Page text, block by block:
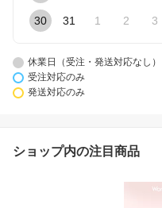
30 31 1 2 3
休業日（受注・発送対応なし）
受注対応のみ
発送対応のみ
ショップ内の注目商品